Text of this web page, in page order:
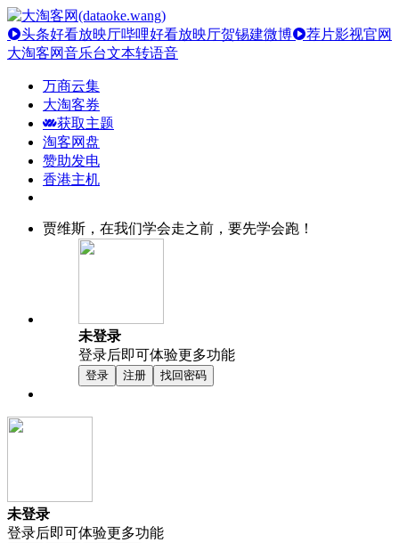
头条好看放映厅哔哩好看放映厅贺锡建微博
荐片影视官网
大淘客网音乐台文本转语音
万商云集
大淘客券
获取主题
淘客网盘
赞助发电
香港主机
贾维斯，在我们学会走之前，要先学会跑！
未登录
登录后即可体验更多功能
登录 注册 找回密码
未登录
登录后即可体验更多功能